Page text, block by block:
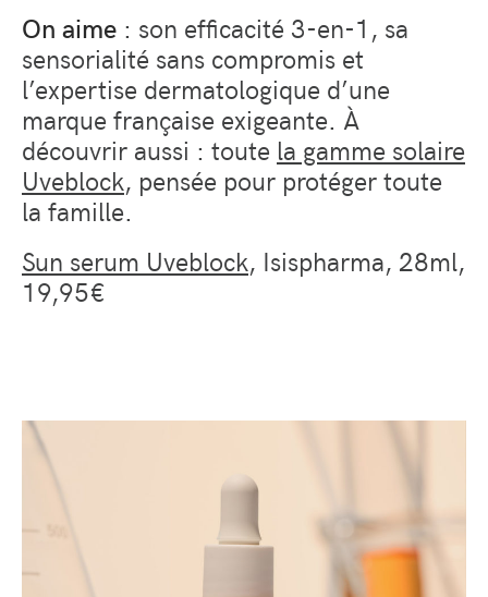
On aime : son efficacité 3-en-1, sa
sensorialité sans compromis et
l’expertise dermatologique d’une
marque française exigeante. À
découvrir aussi : toute la gamme solaire
Uveblock, pensée pour protéger toute
la famille.
Sun serum Uveblock, Isispharma, 28ml,
19,95€